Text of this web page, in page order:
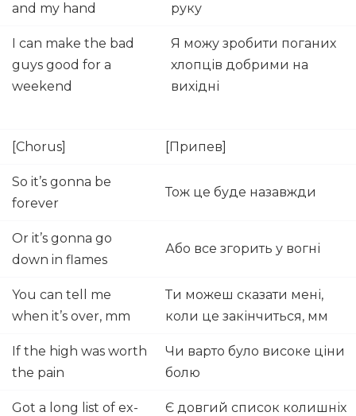
and my hand
руку
I can make the bad
guys good for a
weekend
Я можу зробити поганих
хлопців добрими на
вихідні
[Chorus] [Припев]
So it’s gonna be
forever
Тож це буде назавжди
Or it’s gonna go
down in flames
Або все згорить у вогні
You can tell me
when it’s over, mm
Ти можеш сказати мені,
коли це закінчиться, мм
If the high was worth
the pain
Чи варто було високе ціни
болю
Got a long list of ex-
Є довгий список колишніх